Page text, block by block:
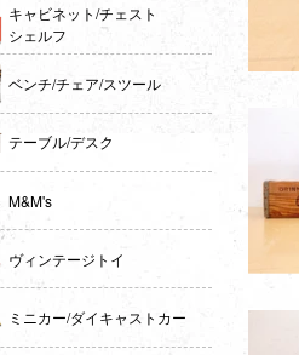
キャビネット/チェスト
シェルフ
ベンチ/チェア/スツール
テーブル/デスク
M&M's
ヴィンテージトイ
ミニカー/ダイキャストカー